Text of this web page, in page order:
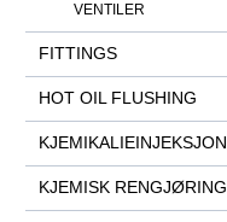
VENTILER
FITTINGS
HOT OIL FLUSHING
KJEMIKALIEINJEKSJON
KJEMISK RENGJØRING